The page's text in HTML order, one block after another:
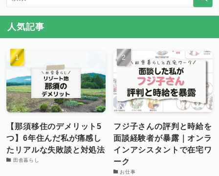
人気記事
【那須移住のデメリット5
つ】6年住んだ私が痛感し
たリアルな失敗談と対処法
田舎暮らし
フジ子さんの評判と時給を
面談経験者が暴露｜オンラ
インアシスタントで在宅ワ
ーク
お仕事